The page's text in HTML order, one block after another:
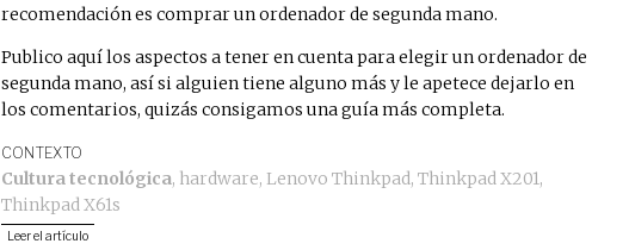
recomendación es comprar un ordenador de segunda mano.
Publico aquí los aspectos a tener en cuenta para elegir un ordenador de
segunda mano, así si alguien tiene alguno más y le apetece dejarlo en
los comentarios, quizás consigamos una guía más completa.
CONTEXTO
Cultura tecnológica, hardware, Lenovo Thinkpad, Thinkpad X201,
Thinkpad X61s
Leer el artículo